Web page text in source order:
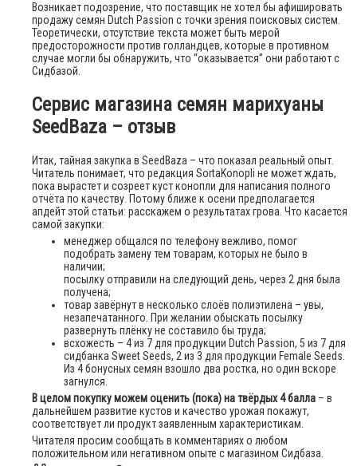
Возникает подозрение, что поставщик не хотел бы афишировать
продажу семян Dutch Passion с точки зрения поисковых систем.
Теоретически, отсутствие текста может быть мерой
предосторожности против голландцев, которые в противном
случае могли бы обнаружить, что “оказывается” они работают с
Сидбазой.
Сервис магазина семян марихуаны
SeedBaza – отзыв
Итак, тайная закупка в SeedBaza – что показал реальный опыт.
Читатель понимает, что редакция SortaKonopli не может ждать,
пока вырастет и созреет куст конопли для написания полного
отчёта по качеству. Потому ближе к осени предполагается
апдейт этой статьи: расскажем о результатах грова. Что касается
самой закупки:
менеджер общался по телефону вежливо, помог
подобрать замену тем товарам, которых не было в
наличии;
посылку отправили на следующий день, через 2 дня была
получена;
товар завёрнут в несколько слоёв полиэтилена – увы,
незапечатанного. При желании обыскать посылку
развернуть плёнку не составило бы труда;
всхожесть – 4 из 7 для продукции Dutch Passion, 5 из 7 для
сидбанка Sweet Seeds, 2 из 3 для продукции Female Seeds.
Из 4 бонусных семян взошло два ростка, но один вскоре
загнулся.
В целом покупку можем оценить (пока) на твёрдых 4 балла – в
дальнейшем развитие кустов и качество урожая покажут,
соответствует ли продукт заявленным характеристикам.
Читателя просим сообщать в комментариях о любом
положительном или негативном опыте с магазином Сидбаза.